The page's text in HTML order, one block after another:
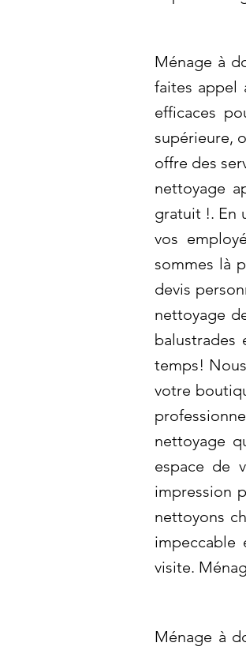
Ménage à
faites appel
efficaces
supérieure,
offre des
nettoyage
gratuit !. En
vos
sommes là
devis
nettoyage
balustrades
temps!
votre
nettoyage
espace de
impression
nettoyons
impeccable
visite.
Ménage à